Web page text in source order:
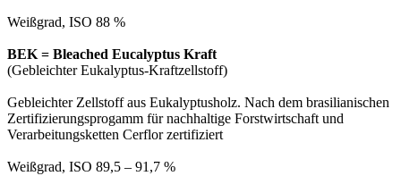
Weißgrad, ISO 88 %
BEK = Bleached Eucalyptus Kraft
(Gebleichter Eukalyptus-Kraftzellstoff)
Gebleichter Zellstoff aus Eukalyptusholz. Nach dem brasilianischen
Zertifizierungsprogamm für nachhaltige Forstwirtschaft und
Verarbeitungsketten Cerflor zertifiziert
Weißgrad, ISO 89,5 – 91,7 %